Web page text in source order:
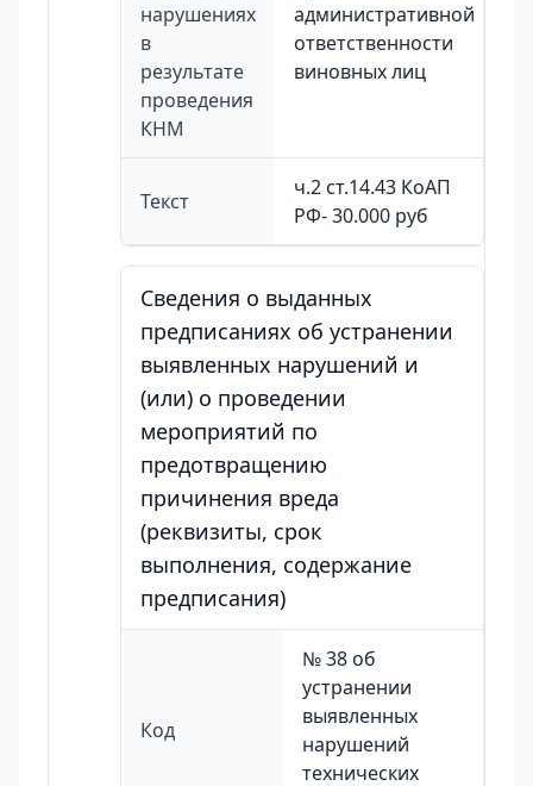
нарушениях
в
результате
проведения
КНМ
административной
ответственности
виновных лиц
Текст
ч.2 ст.14.43 КоАП
РФ- 30.000 руб
Сведения о выданных
предписаниях об устранении
выявленных нарушений и
(или) о проведении
мероприятий по
предотвращению
причинения вреда
(реквизиты, срок
выполнения, содержание
предписания)
Код
№ 38 об
устранении
выявленных
нарушений
технических